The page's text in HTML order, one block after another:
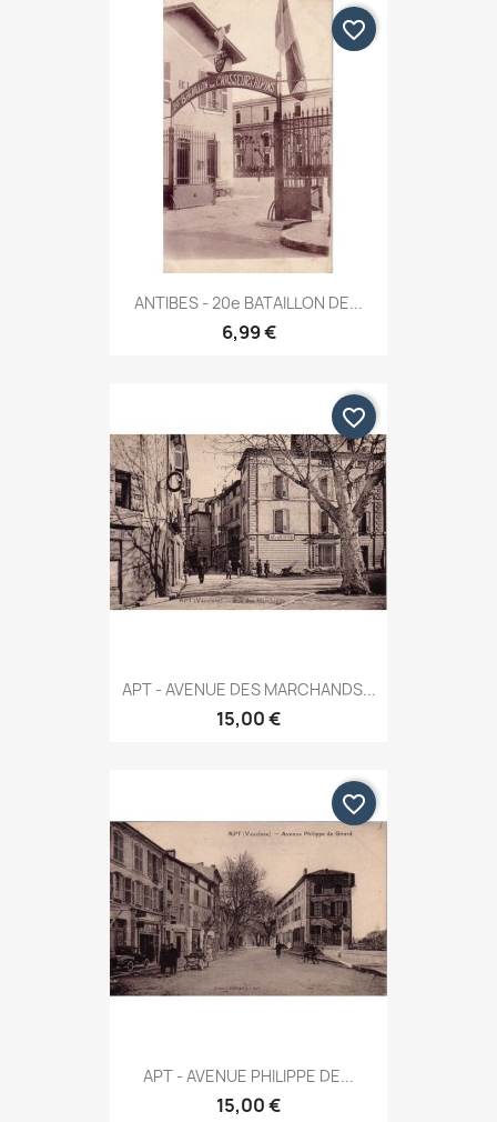
ANTIBES - 20e BATAILLON DE...
6,99 €
favorite_border
APT - AVENUE DES MARCHANDS...
15,00 €
favorite_border
APT - AVENUE PHILIPPE DE...
15,00 €
favorite_border